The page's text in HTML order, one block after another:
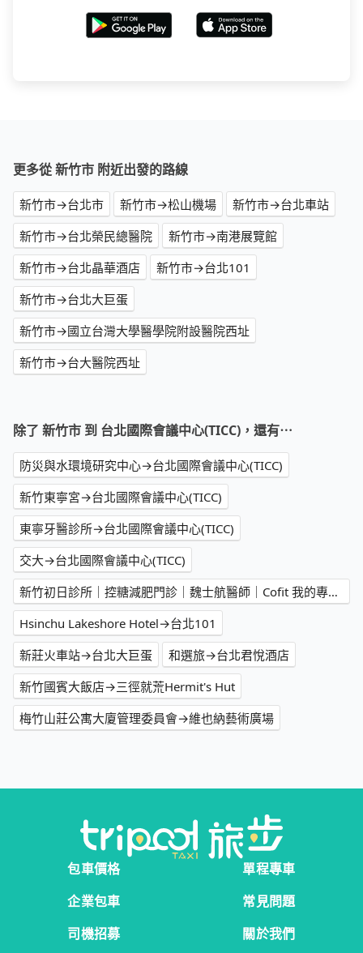
更多從 新竹市 附近出發的路線
新竹市→台北市 新竹市→松山機場
新竹市→台北車站
新竹市→台北榮民總醫院
新竹市→南港展覽館
新竹市→台北晶華酒店
新竹市→台北101
新竹市→台北大巨蛋
新竹市→國立台灣大學醫學院附設醫院西址
新竹市→台大醫院西址
除了 新竹市 到 台北國際會議中心(TICC)，還有⋯
防災與水環境研究中心→台北國際會議中心(TICC)
新竹東寧宮→台北國際會議中心(TICC)
東寧牙醫診所→台北國際會議中心(TICC)
交大→台北國際會議中心(TICC)
新竹初日診所｜控糖減肥門診｜魏士航醫師｜Cofit 我的專屬營養師→台北寒舍艾美酒店
Hsinchu Lakeshore Hotel→台北101
新莊火車站→台北大巨蛋
和選旅→台北君悅酒店
新竹國賓大飯店→三徑就荒Hermit's Hut
梅竹山莊公寓大廈管理委員會→維也納藝術廣場
包車價格
單程專車
企業包車
常見問題
司機招募
關於我們